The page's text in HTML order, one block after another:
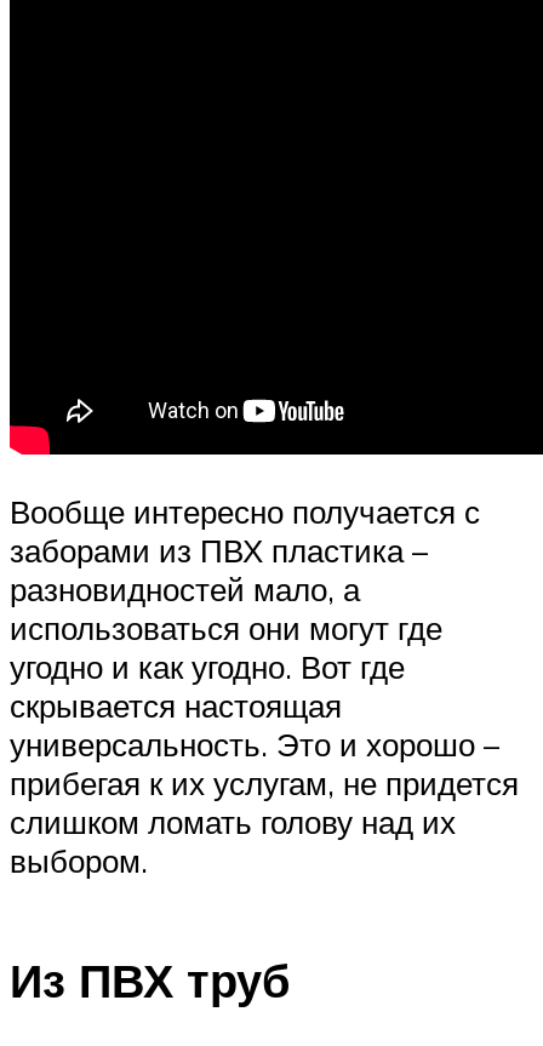
Вообще интересно получается с
заборами из ПВХ пластика –
разновидностей мало, а
использоваться они могут где
угодно и как угодно. Вот где
скрывается настоящая
универсальность. Это и хорошо –
прибегая к их услугам, не придется
слишком ломать голову над их
выбором.
Из ПВХ труб